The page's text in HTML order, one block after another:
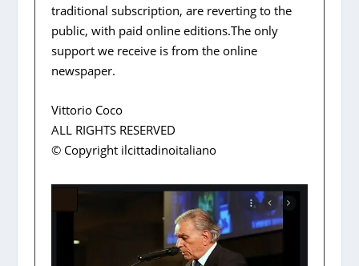
traditional subscription, are reverting to the
public, with paid online editions.The only
support we receive is from the online
newspaper.
Vittorio Coco
ALL RIGHTS RESERVED
© Copyright ilcittadinoitaliano